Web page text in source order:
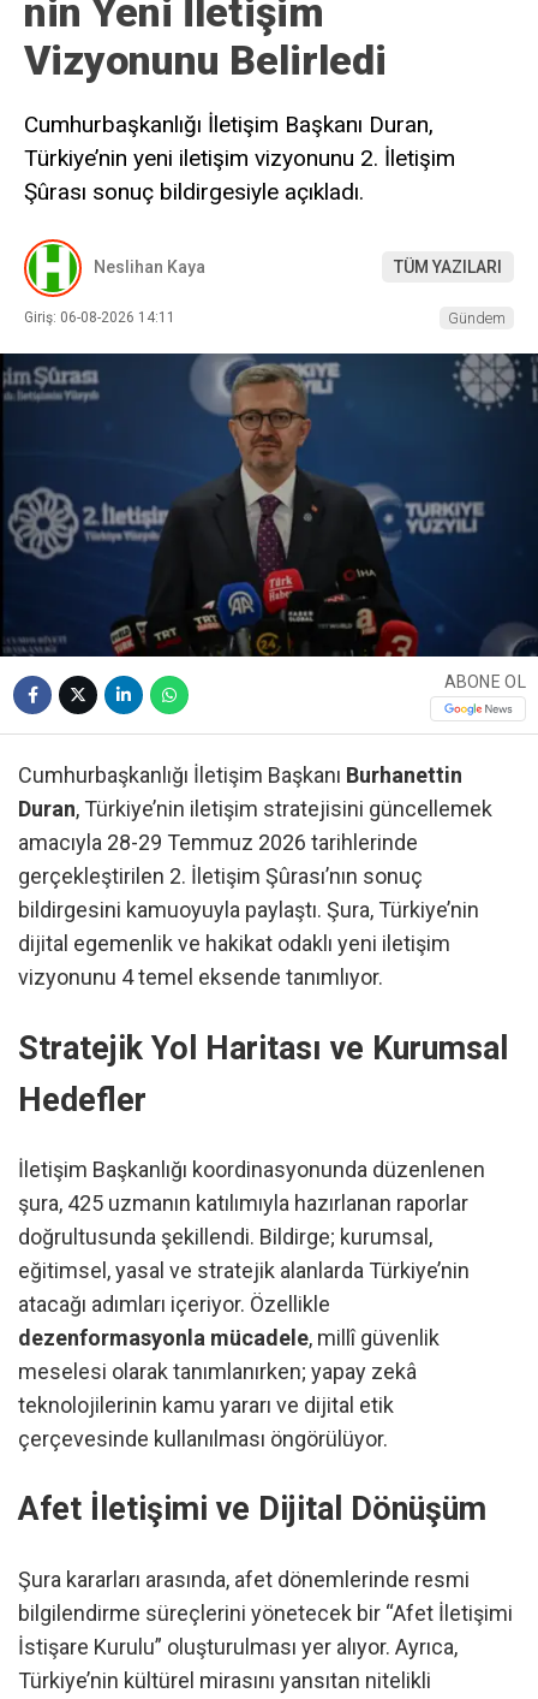
nin Yeni İletişim
Vizyonunu Belirledi
Cumhurbaşkanlığı İletişim Başkanı Duran,
Türkiye’nin yeni iletişim vizyonunu 2. İletişim
Şûrası sonuç bildirgesiyle açıkladı.
Neslihan Kaya TÜM YAZILARI
Giriş: 06-08-2026 14:11 Gündem
ABONE OL
Cumhurbaşkanlığı İletişim Başkanı Burhanettin
Duran, Türkiye’nin iletişim stratejisini güncellemek
amacıyla 28-29 Temmuz 2026 tarihlerinde
gerçekleştirilen 2. İletişim Şûrası’nın sonuç
bildirgesini kamuoyuyla paylaştı. Şura, Türkiye’nin
dijital egemenlik ve hakikat odaklı yeni iletişim
vizyonunu 4 temel eksende tanımlıyor.
Stratejik Yol Haritası ve Kurumsal
Hedefler
İletişim Başkanlığı koordinasyonunda düzenlenen
şura, 425 uzmanın katılımıyla hazırlanan raporlar
doğrultusunda şekillendi. Bildirge; kurumsal,
eğitimsel, yasal ve stratejik alanlarda Türkiye’nin
atacağı adımları içeriyor. Özellikle
dezenformasyonla mücadele, millî güvenlik
meselesi olarak tanımlanırken; yapay zekâ
teknolojilerinin kamu yararı ve dijital etik
çerçevesinde kullanılması öngörülüyor.
Afet İletişimi ve Dijital Dönüşüm
Şura kararları arasında, afet dönemlerinde resmi
bilgilendirme süreçlerini yönetecek bir “Afet İletişimi
İstişare Kurulu” oluşturulması yer alıyor. Ayrıca,
Türkiye’nin kültürel mirasını yansıtan nitelikli